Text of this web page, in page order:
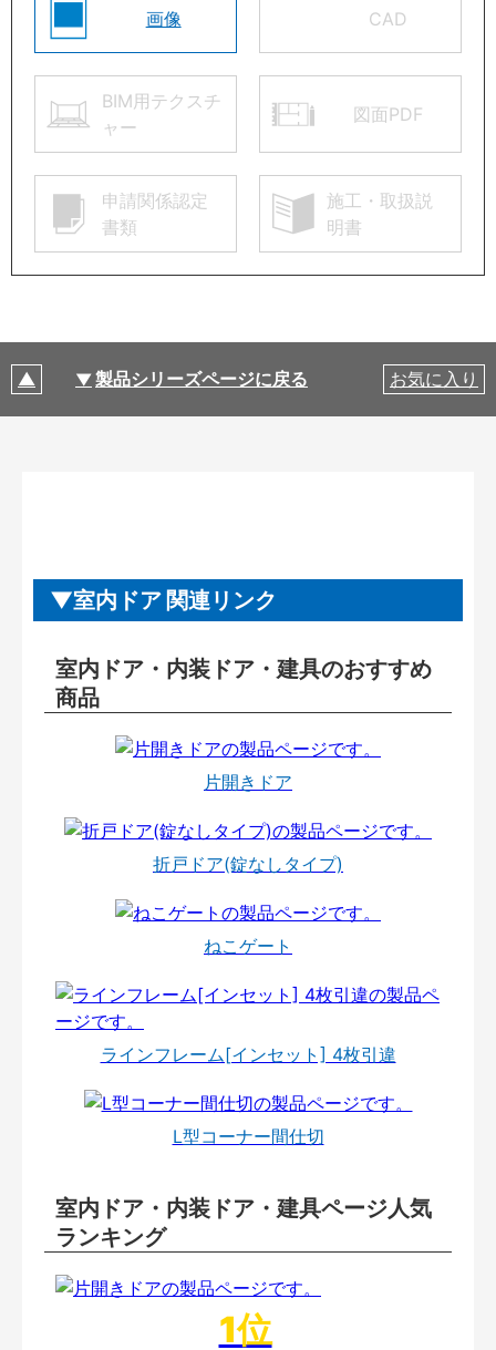
画像 CAD
BIM用テクスチ
ャー
図面PDF
申請関係認定
書類
施工・取扱説
明書
製品シリーズページに戻る お気に入り
室内ドア 関連リンク
室内ドア・内装ドア・建具のおすすめ
商品
片開きドア
折戸ドア(錠なしタイプ)
ねこゲート
ラインフレーム[インセット] 4枚引違
L型コーナー間仕切
室内ドア・内装ドア・建具ページ人気
ランキング